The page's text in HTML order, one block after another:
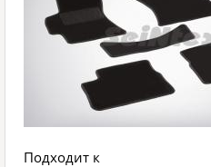
Подходит к